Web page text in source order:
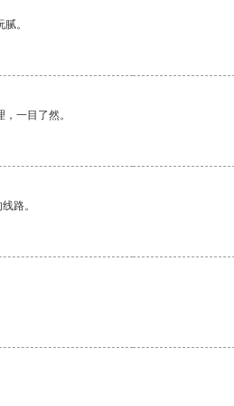
。
一目了然。
路。